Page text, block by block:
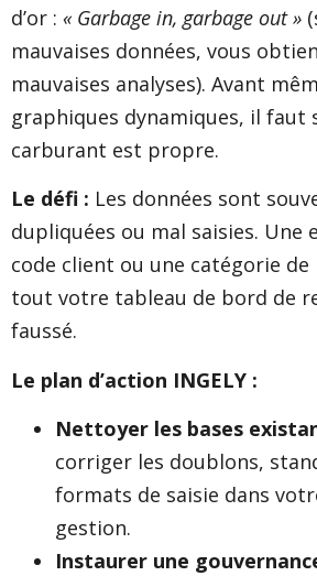
d’or : « Garbage in, garbage out »
mauvaises données, vous
mauvaises analyses). Avant
graphiques dynamiques, il faut
carburant est propre.
Le défi : Les données sont
dupliquées ou mal saisies. Une
code client ou une catégorie de
tout votre tableau de bord de
faussé.
Le plan d’action INGELY :
Nettoyer les bases
corriger les doublons,
formats de saisie dans
gestion.
Instaurer une